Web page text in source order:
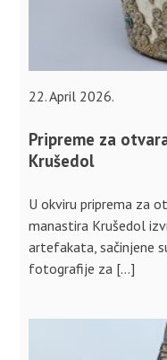
22. April 2026.
Pripreme za
Krušedol
U okviru priprema za
manastira Krušedol
artefakata, sačinjene
fotografije za […]